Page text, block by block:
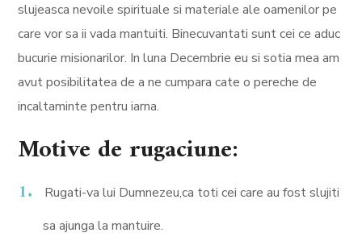
slujeasca nevoile spirituale si materiale ale oamenilor pe
care vor sa ii vada mantuiti. Binecuvantati sunt cei ce aduc
bucurie misionarilor. In luna Decembrie eu si sotia mea am
avut posibilitatea de a ne cumpara cate o pereche de
incaltaminte pentru iarna.
Motive de rugaciune:
Rugati-va lui Dumnezeu,ca toti cei care au fost slujiti
sa ajunga la mantuire.